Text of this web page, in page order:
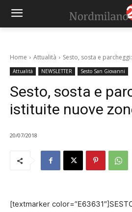
Home Attualità Sesto, sosta e
Attualità NEWSLETTER Sesto San Giovanni
Sesto, sosta e
istituite nuove
20/07/2018
[textmarker